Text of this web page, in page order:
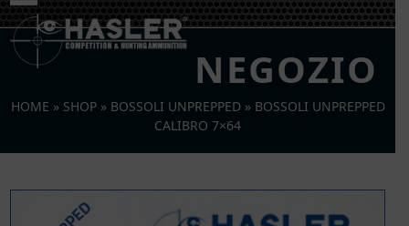
Skip
to
content
Open
mobile
Close
mobile
NEGOZIO
HOME » SHOP» BOSSOLI UNPREPPED» BOSSOLI UNPREPPED
CALIBRO 7×64